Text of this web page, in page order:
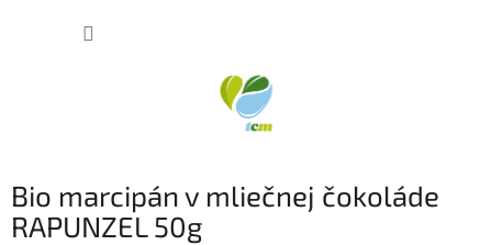
Bio marcipán v mliečnej čokoláde
RAPUNZEL 50g